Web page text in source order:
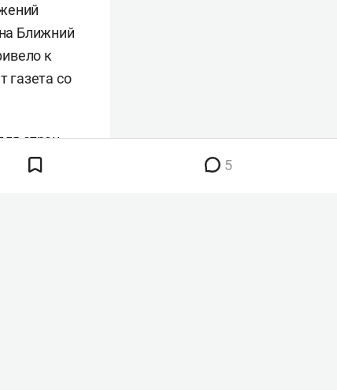
Ближний
к
газета со
стран
Япония
5